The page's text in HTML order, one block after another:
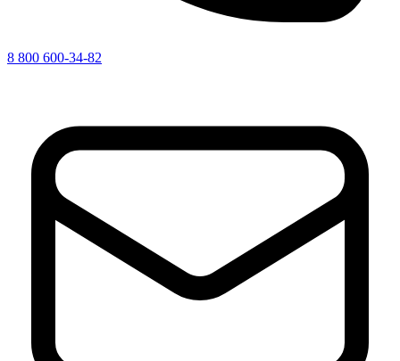
8 800 600-34-82